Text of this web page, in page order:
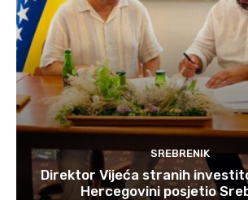
SREBRENIK
Direktor Vijeća stranih
Hercegovini posjetio